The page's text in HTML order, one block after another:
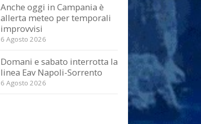
Anche oggi in Campania è
allerta meteo per temporali
improvvisi
6 Agosto 2026
Domani e sabato interrotta la
linea Eav Napoli-Sorrento
6 Agosto 2026